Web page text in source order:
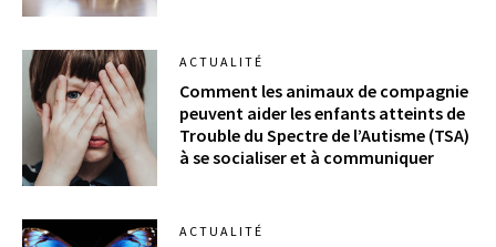
ACTUALITÉ
Comment les animaux de compagnie
peuvent aider les enfants atteints de
Trouble du Spectre de l’Autisme (TSA)
à se socialiser et à communiquer
ACTUALITÉ